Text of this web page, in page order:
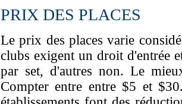
PRIX DES PLACES
Le prix des places varie
clubs exigent un droit d'entrée
par set, d'autres non. Le
Compter entre entre $5 et